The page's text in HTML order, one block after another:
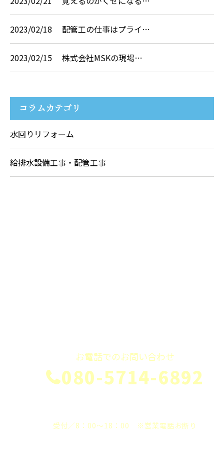
2023/02/18 配管工の仕事はプライ…
2023/02/15 株式会社MSKの現場…
コラムカテゴリ
水回りリフォーム
給排水設備工事・配管工事
お電話でのお問い合わせ
080-5714-6892
受付／8：00～18：00 ※営業電話お断り